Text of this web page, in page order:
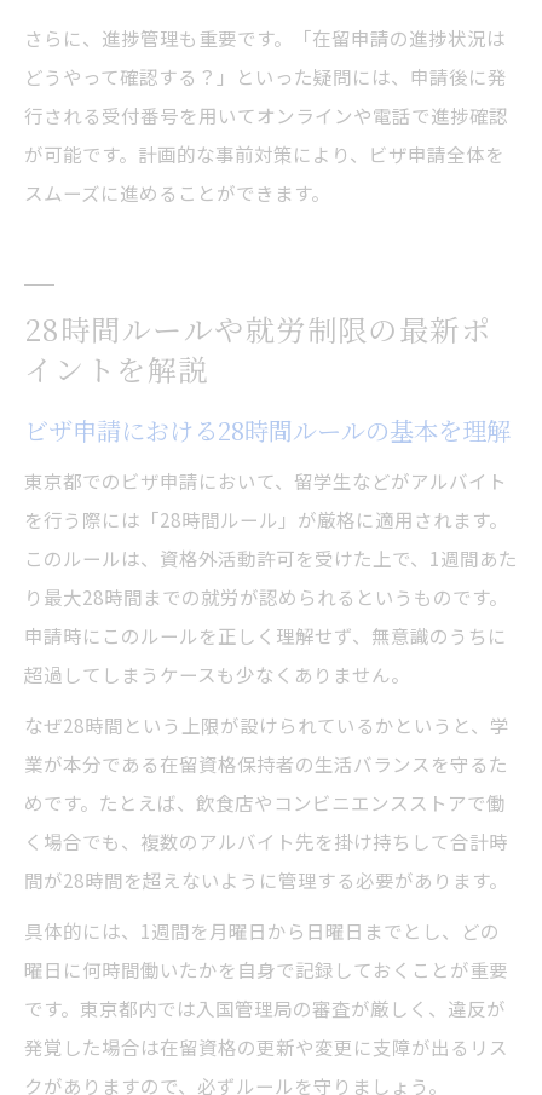
さらに、進捗管理も重要です。「在留申請の進捗状況は
どうやって確認する？」といった疑問には、申請後に発
行される受付番号を用いてオンラインや電話で進捗確認
が可能です。計画的な事前対策により、ビザ申請全体を
スムーズに進めることができます。
28時間ルールや就労制限の最新ポ
イントを解説
ビザ申請における28時間ルールの基本を理解
東京都でのビザ申請において、留学生などがアルバイト
を行う際には「28時間ルール」が厳格に適用されます。
このルールは、資格外活動許可を受けた上で、1週間あた
り最大28時間までの就労が認められるというものです。
申請時にこのルールを正しく理解せず、無意識のうちに
超過してしまうケースも少なくありません。
なぜ28時間という上限が設けられているかというと、学
業が本分である在留資格保持者の生活バランスを守るた
めです。たとえば、飲食店やコンビニエンスストアで働
く場合でも、複数のアルバイト先を掛け持ちして合計時
間が28時間を超えないように管理する必要があります。
具体的には、1週間を月曜日から日曜日までとし、どの
曜日に何時間働いたかを自身で記録しておくことが重要
です。東京都内では入国管理局の審査が厳しく、違反が
発覚した場合は在留資格の更新や変更に支障が出るリス
クがありますので、必ずルールを守りましょう。